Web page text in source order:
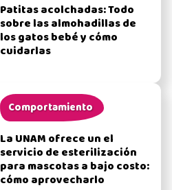
Patitas acolchadas: Todo
sobre las almohadillas de
los gatos bebé y cómo
cuidarlas
Comportamiento
La UNAM ofrece un el
servicio de esterilización
para mascotas a bajo costo:
cómo aprovecharlo